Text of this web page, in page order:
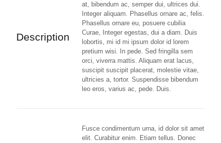
Description
at, bibendum ac, semper dui, ultrices dui.
Integer aliquam. Phasellus ornare ac, felis.
Phasellus ornare eu, posuere cubilia
Curae, Integer egestas, dui a diam. Duis
lobortis, mi id mi ipsum dolor id lorem
pretium wisi. In pede. Sed fringilla sem
orci, viverra mattis. Aliquam erat lacus,
suscipit suscipit placerat, molestie vitae,
ultricies a, tortor. Suspendisse bibendum
leo eros, varius ac, pede. Duis.
Fusce condimentum urna, id dolor sit amet
elit. Curabitur enim. Etiam tellus. Donec